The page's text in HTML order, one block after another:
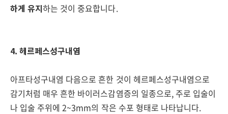
하게 유지하는 것이 중요합니다.
4. 헤르페스성구내염
아프타성구내염 다음으로 흔한 것이 헤르페스성구내염으로
감기처럼 매우 흔한 바이러스감염증의 일종으로, 주로 입술이
나 입술 주위에 2~3mm의 작은 수포 형태로 나타납니다.